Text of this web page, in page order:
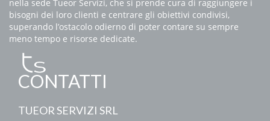
nella sede Tueor Servizi, che si prende cura di raggiungere i
bisogni dei loro clienti e centrare gli obiettivi condivisi,
superando l’ostacolo odierno di poter contare su sempre
meno tempo e risorse dedicate.
CONTATTI
TUEOR SERVIZI SRL